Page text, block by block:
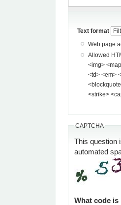
Text format
Web page
Allowed HTML tags: <a> <p> <span> <div>
<img> <map> <area> <hr> <br>
<td> <em> <b> <u> <i>
<blockquote> <pre>
<strike>
CAPTCHA
This question
automated
What code